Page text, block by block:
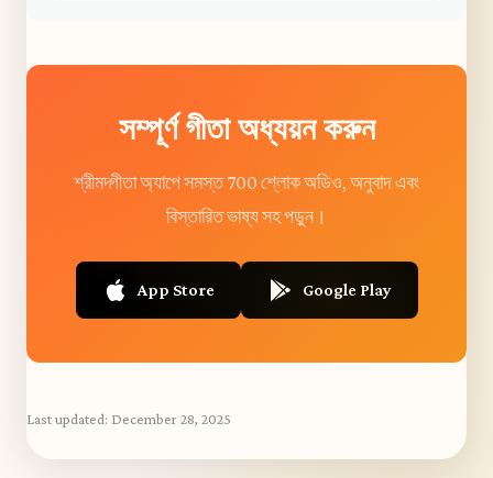
সম্পূর্ণ গীতা অধ্যয়ন করুন
শ্রীমদ্গীতা অ্যাপে সমস্ত 700 শ্লোক অডিও, অনুবাদ এবং
বিস্তারিত ভাষ্য সহ পড়ুন।
App Store Google Play
Last updated: December 28, 2025